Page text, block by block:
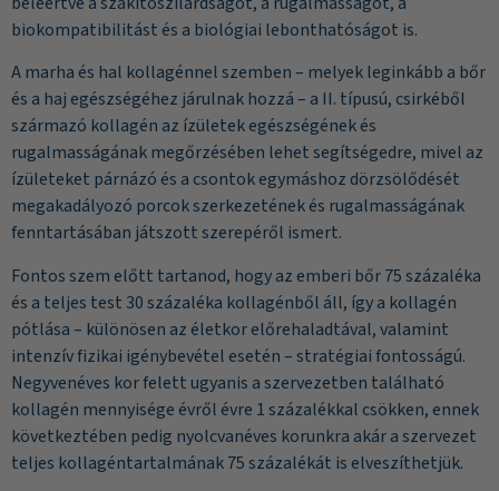
biokompatibilitást és a biológiai lebonthatóságot is.
A marha és hal kollagénnel szemben – melyek leginkább a bőr
és a haj egészségéhez járulnak hozzá – a II. típusú, csirkéből
származó kollagén az ízületek egészségének és
rugalmasságának megőrzésében lehet segítségedre, mivel az
ízületeket párnázó és a csontok egymáshoz dörzsölődését
megakadályozó porcok szerkezetének és rugalmasságának
fenntartásában játszott szerepéről ismert.
Fontos szem előtt tartanod, hogy az emberi bőr 75 százaléka
és a teljes test 30 százaléka kollagénből áll, így a kollagén
pótlása– különösen az életkor előrehaladtával, valamint
intenzív fizikai igénybevétel esetén – stratégiai fontosságú.
Negyvenéves kor felett ugyanis a szervezetben található
kollagén mennyisége évről évre 1 százalékkal csökken, ennek
következtében pedig nyolcvanéves korunkra akár a szervezet
teljes kollagéntartalmának 75 százalékát is elveszíthetjük.